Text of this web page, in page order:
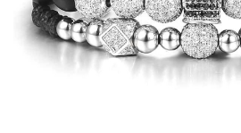
CERCEI
CEASURI DAMA